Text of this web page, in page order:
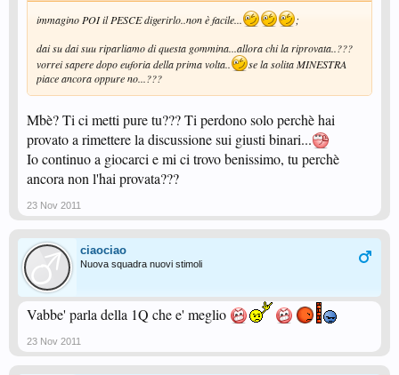
immagino POI il PESCE digerirlo..non è facile...
;
dai su dai suu riparliamo di questa gommina...allora chi la riprovata..???
vorrei sapere dopo euforia della prima volta..
se la solita MINESTRA
piace ancora oppure no...???
Mbè? Ti ci metti pure tu??? Ti perdono solo perchè hai
provato a rimettere la discussione sui giusti binari...
Io continuo a giocarci e mi ci trovo benissimo, tu perchè
ancora non l'hai provata???
23 Nov 2011
ciaociao
Nuova squadra nuovi stimoli
Vabbe' parla della 1Q che e' meglio
23 Nov 2011